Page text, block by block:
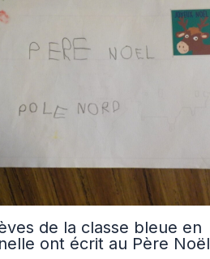
de la classe bleue en
ont écrit au Père Noël